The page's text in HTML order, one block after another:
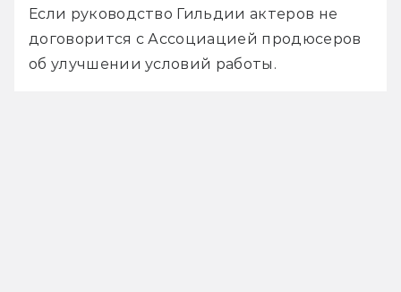
Если руководство Гильдии актеров не
договорится с Ассоциацией продюсеров
об улучшении условий работы.